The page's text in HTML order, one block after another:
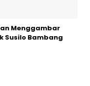
Menggambar
Susilo Bambang